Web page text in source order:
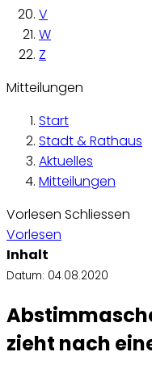
V
W
Z
Mitteilungen
Start
Stadt & Rathaus
Aktuelles
Mitteilungen
Vorlesen Schliessen
Vorlesen
Inhalt
Datum: 04.08.2020
zieht nach